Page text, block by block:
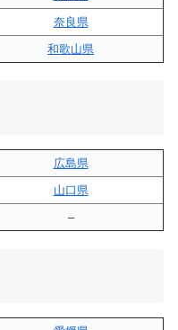
奈良県
和歌山県
広島県
山口県
–